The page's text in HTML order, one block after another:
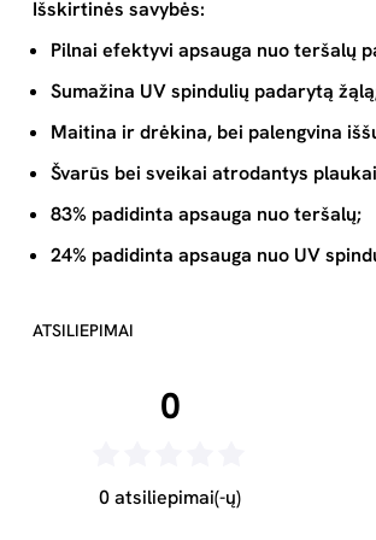
Išskirtinės savybės:
Pilnai efektyvi apsauga nuo teršalų
Sumažina UV spindulių padarytą
Maitina ir drėkina, bei palengvina
Švarūs bei sveikai atrodantys
83% padidinta apsauga nuo teršalų;
24% padidinta apsauga nuo UV
ATSILIEPIMAI
0
0 atsiliepimai(-ų)